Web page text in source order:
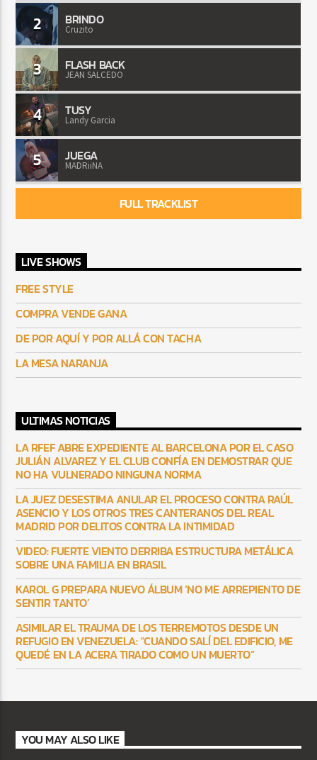
2 BRINDO
Cruzito
3 FLASH BACK
JEAN SALCEDO
4 TUSY
Landy Garcia
5 JUEGA
MADRiiNA
FULL TRACKLIST
LIVE SHOWS
FREE STYLE
COMPRA VENDE GANA
DE POR AQUÍ Y POR ALLÁ CON TACHA
LA MESA NARANJA
ULTIMAS NOTICIAS
LA RFEF ABRE EXPEDIENTE AL BARCELONA POR EL CASO
JULIÁN ALVAREZ Y EL CLUB CONFÍA EN DEMOSTRAR QUE
NO HA VULNERADO NINGUNA NORMA
LA JUEZ DESESTIMA ANULAR EL PROCESO CONTRA RAÚL
ASENCIO Y LOS OTROS TRES CANTERANOS DEL REAL
MADRID POR DELITOS CONTRA LA INTIMIDAD
VIDEO: FUERTE VIENTO DERRIBA ESTRUCTURA METÁLICA
SOBRE UNA FAMILIA EN BRASIL
KAROL G PREPARA NUEVO ÁLBUM ‘NO ME ARREPIENTO DE
SENTIR TANTO’
ASIMILAR EL TRAUMA DE LOS TERREMOTOS DESDE UN
REFUGIO EN VENEZUELA: “CUANDO SALÍ DEL EDIFICIO, ME
QUEDÉ EN LA ACERA TIRADO COMO UN MUERTO”
YOU MAY ALSO LIKE